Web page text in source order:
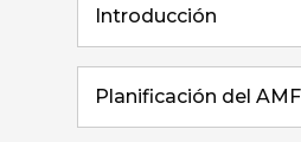
Introducción
Planificación del